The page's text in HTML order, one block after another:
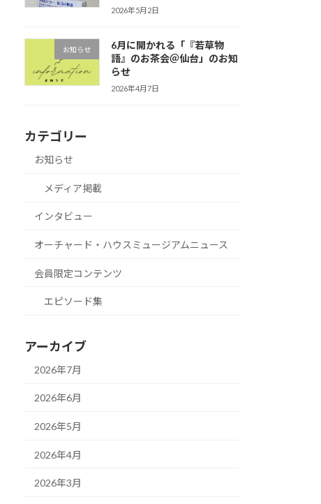
2026年5月2日
お知らせ
6月に開かれる「『若草物
語』のお茶会＠仙台」のお知
らせ
2026年4月7日
カテゴリー
お知らせ
メディア掲載
インタビュー
オーチャード・ハウスミュージアムニュース
会員限定コンテンツ
エピソード集
アーカイブ
2026年7月
2026年6月
2026年5月
2026年4月
2026年3月